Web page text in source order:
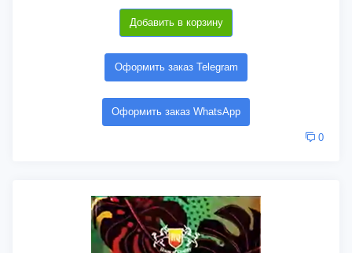
Добавить в корзину
Оформить заказ Telegram
Оформить заказ WhatsApp
0